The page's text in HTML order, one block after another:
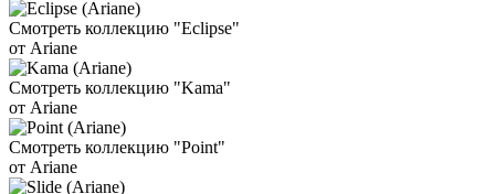
Смотреть коллекцию "Eclipse"
от Ariane
Смотреть коллекцию "Kama"
от Ariane
Смотреть коллекцию "Point"
от Ariane